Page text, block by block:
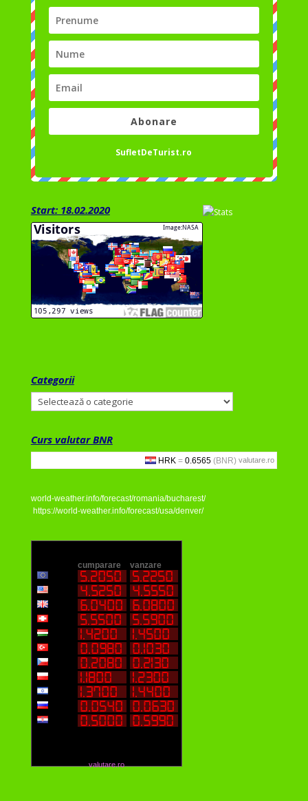
Abonare
SufletDeTurist.ro
Start: 18.02.2020
Categorii
Categorii
Curs valutar BNR
valutare.ro
world-weather.info/forecast/romania/bucharest/
https://world-weather.info/forecast/usa/denver/
valutare.ro